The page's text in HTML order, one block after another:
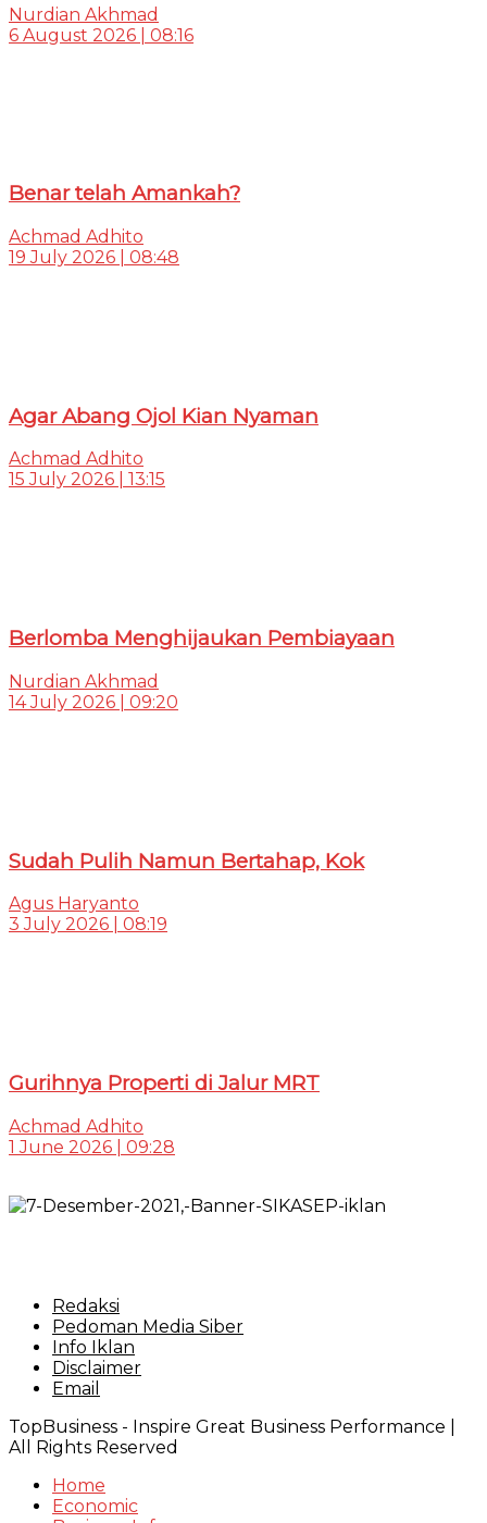
Nurdian Akhmad
6 August 2026 | 08:16
Benar telah Amankah?
Achmad Adhito
19 July 2026 | 08:48
Agar Abang Ojol Kian Nyaman
Achmad Adhito
15 July 2026 | 13:15
Berlomba Menghijaukan Pembiayaan
Nurdian Akhmad
14 July 2026 | 09:20
Sudah Pulih Namun Bertahap, Kok
Agus Haryanto
3 July 2026 | 08:19
Gurihnya Properti di Jalur MRT
Achmad Adhito
1 June 2026 | 09:28
Redaksi
Pedoman Media Siber
Info Iklan
Disclaimer
Email
TopBusiness - Inspire Great Business Performance |
All Rights Reserved
Home
Economic